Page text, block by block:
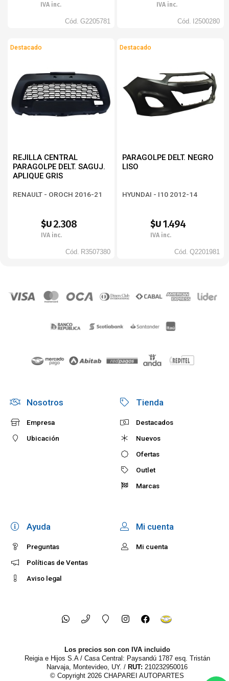
IVA inc.
Cód. G2205781
IVA inc.
Cód. I2500280
Destacado
REJILLA CENTRAL
PARAGOLPE DELT. SAGUJ.
APLIQUE GRIS
RENAULT - OROCH 2016-21
$U2.308
IVA inc.
Cód. R3507380
Destacado
PARAGOLPE DELT. NEGRO
LISO
HYUNDAI - I10 2012-14
$U1.494
IVA inc.
Cód. Q2201981
Nosotros
Empresa
Ubicación
Tienda
Destacados
Nuevos
Ofertas
Outlet
Marcas
Ayuda
Preguntas
Políticas de Ventas
Aviso legal
Mi cuenta
Mi cuenta
Los precios son con IVA incluido
Reigia e Hijos S.A / Casa Central: Paysandú 1787 esq. Tristán
Narvaja, Montevideo, UY. / RUT: 210232950016
© Copyright 2026 CHAPAREI AUTOPARTES